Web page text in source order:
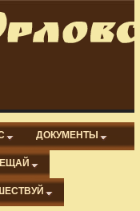
ДОКУМЕНТЫ